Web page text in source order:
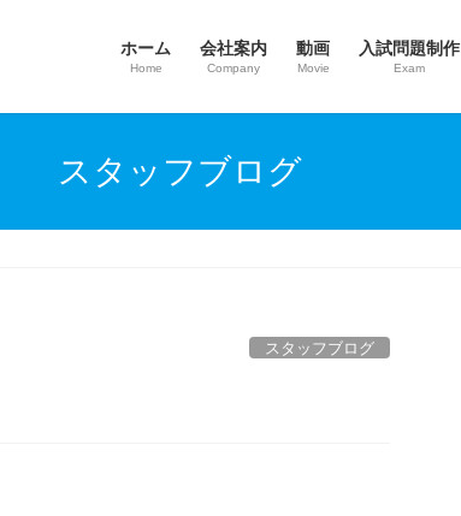
ホーム
Home
会社案内
Company
動画
Movie
入試問題制作
Exam
スタッフブログ
スタッフブログ